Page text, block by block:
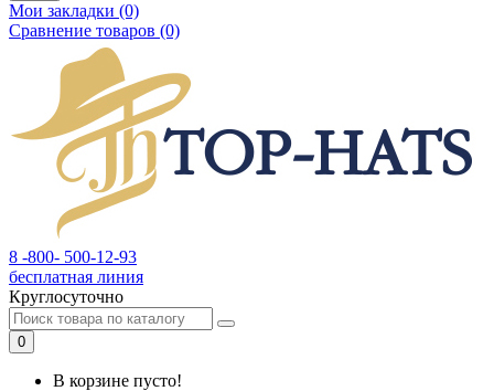
Мои закладки (0)
Сравнение товаров (0)
8 -800- 500-12-93
бесплатная линия
Круглосуточно
0
В корзине пусто!